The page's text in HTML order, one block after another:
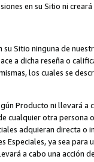
en su Sitio ni
Sitio ninguna de
a dicha reseña o
los cuales se
Producto ni llevará a
cualquier otra
adquieran directa o
Especiales, ya sea
a cabo una